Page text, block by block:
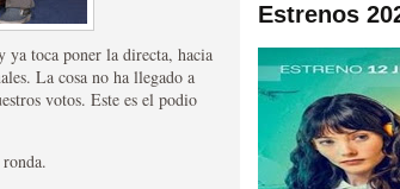
ya toca poner la directa, hacia
La cosa no ha llegado a
votos. Este es el podio
Estrenos